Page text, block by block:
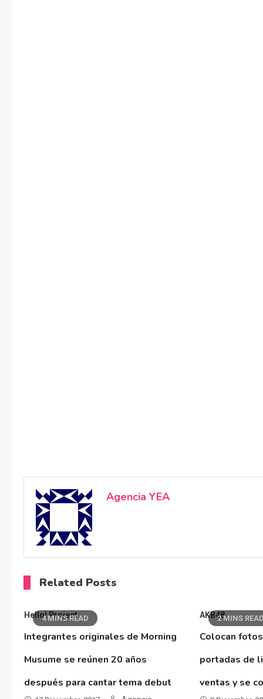
Agencia YEA
Related Posts
4 MINS READ
Hello! Project
Integrantes originales de Morning
Musume se reúnen 20 años
después para cantar tema debut
2 MINS READ
AKB48
Colocan
portadas de
ventas y se